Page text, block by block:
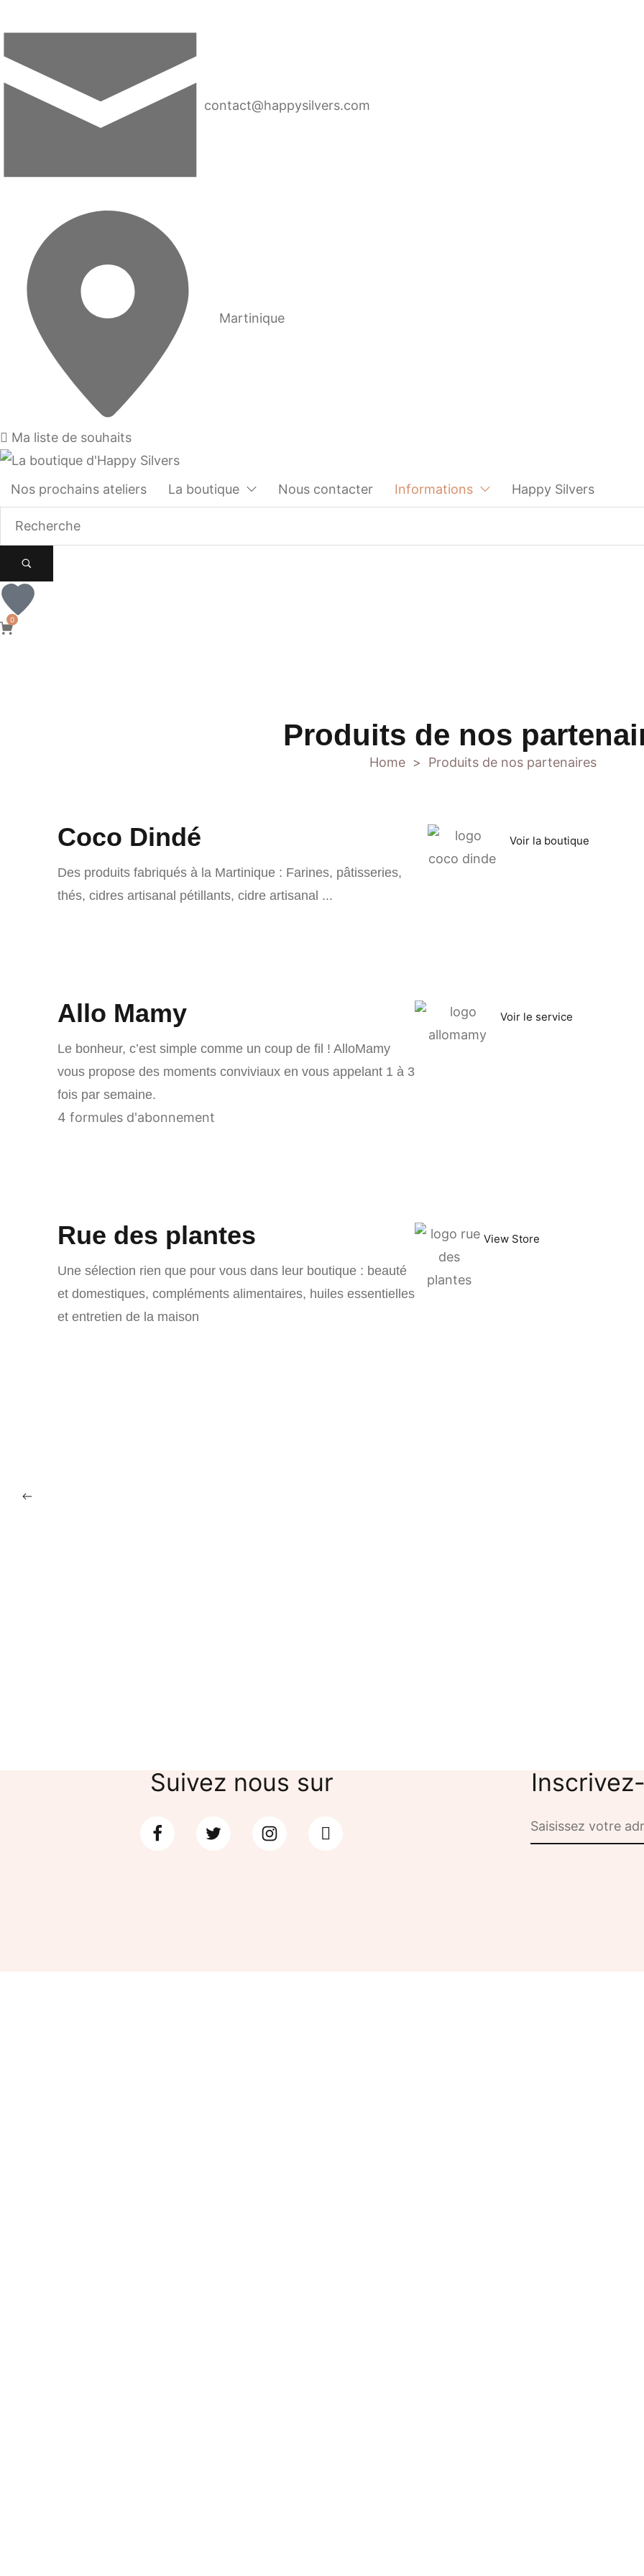
contact@happysilvers.com
Martinique
Ma liste de souhaits
Nos prochains ateliers La boutique Nous contacter Informations Happy Silvers
0
Produits de nos
Home > Produits de nos partenaires
Coco Dindé
Des produits fabriqués à la Martinique : Farines, pâtisseries,
thés, cidres artisanal pétillants, cidre artisanal ...
Voir la boutique
Allo Mamy
Le bonheur, c’est simple comme un coup de fil ! AlloMamy
vous propose des moments conviviaux en vous appelant 1 à 3
fois par semaine.
4 formules d'abonnement
Voir le service
Rue des plantes
Une sélection rien que pour vous dans leur boutique : beauté
et domestiques, compléments alimentaires, huiles essentielles
et entretien de la maison
View Store
Suivez nous sur